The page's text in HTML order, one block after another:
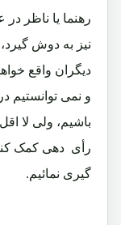
رهنما یا ناظر
نیز به دوش
دیگران واقع
و نمی توانستیم
باشیم، ولی لا
رأی دهی کمک
گیری نمائیم.